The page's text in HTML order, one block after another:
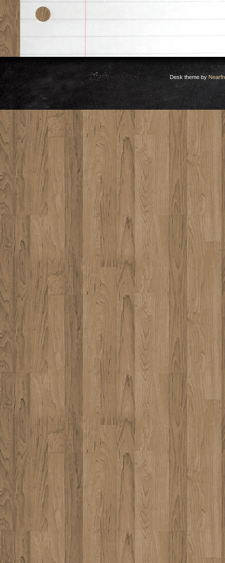
Desk theme by